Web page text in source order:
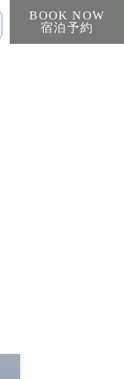
BOOK NOW
宿泊予約